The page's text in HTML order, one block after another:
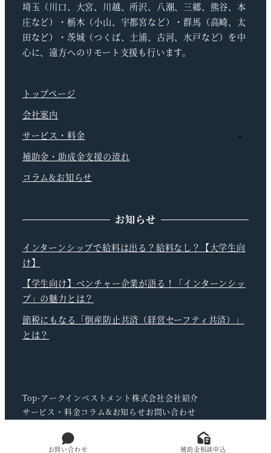
埼玉（川口、大宮、川越、所沢、八潮、三郷、熊谷、本
庄など）・栃木（小山、宇都宮など）・群馬（高崎、太
田など）・茨城（つくば、土浦、古河、水戸など）を中
心に、遠方へのリモート支援も行います。
トップページ
会社案内
サービス・料金
補助金・助成金支援の流れ
コラム&お知らせ
お知らせ
インターンシップで給料は出る？給料なし？【大学生向
け】
【学生向け】ベンチャー企業が語る！「インターンシッ
プ」の魅力とは？
節税にもなる「倒産防止共済（経営セーフティ共済）」
とは？
Top-アークインベストメント株式会社会社紹介
サービス・料金コラム&お知らせお問い合わせ
お問い合わせ 補助金相談申込